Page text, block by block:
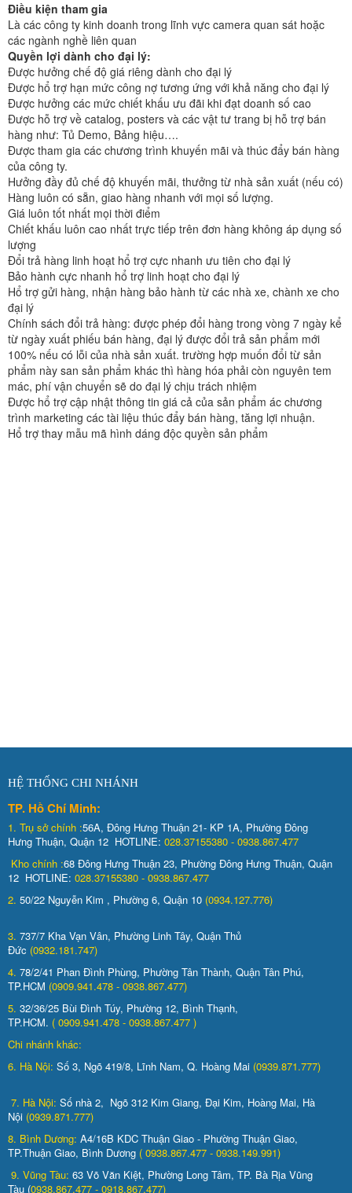
Điều kiện tham gia
Là các công ty kinh doanh trong lĩnh vực camera quan sát hoặc
các ngành nghề liên quan
Quyền lợi dành cho đại lý:
Được hưởng chế độ giá riêng dành cho đại lý
Được hổ trợ hạn mức công nợ tương ứng với khả năng cho đại lý
Được hưởng các mức chiết khấu ưu đãi khi đạt doanh số cao
Được hỗ trợ về catalog, posters và các vật tư trang bị hỗ trợ bán
hàng như: Tủ Demo, Bảng hiệu….
Được tham gia các chương trình khuyến mãi và thúc đẩy bán hàng
của công ty.
Hưởng đầy đủ chế độ khuyến mãi, thưởng từ nhà sản xuất (nếu có)
Hàng luôn có sẵn, giao hàng nhanh với mọi số lượng.
Giá luôn tốt nhất mọi thời điểm
Chiết khấu luôn cao nhất trực tiếp trên đơn hàng không áp dụng số
lượng
Đổi trả hàng linh hoạt hổ trợ cực nhanh ưu tiên cho đại lý
Bảo hành cực nhanh hổ trợ linh hoạt cho đại lý
Hổ trợ gửi hàng, nhận hàng bảo hành từ các nhà xe, chành xe cho
đại lý
Chính sách đổi trả hàng: được phép đổi hàng trong vòng 7 ngày kể
từ ngày xuất phiếu bán hàng, đại lý được đổi trả sản phẩm mới
100% nếu có lỗi của nhà sản xuất. trường hợp muốn đổi từ sản
phẩm này san sản phẩm khác thì hàng hóa phải còn nguyên tem
mác, phí vận chuyển sẽ do đại lý chịu trách nhiệm
Được hổ trợ cập nhật thông tin giá cả của sản phẩm ác chương
trình marketing các tài liệu thúc đẩy bán hàng, tăng lợi nhuận.
Hổ trợ thay mẫu mã hình dáng độc quyền sản phẩm
HỆ THỐNG CHI NHÁNH
TP. Hồ Chí Minh:
1. Trụ sở chính :56A, Đông Hưng Thuận 21- KP 1A, Phường Đông
Hưng Thuận, Quận 12 HOTLINE: 028.37155380 - 0938.867.477
Kho chính :68 Đông Hưng Thuận 23, Phường Đông Hưng Thuận, Quận
12 HOTLINE: 028.37155380 - 0938.867.477
2. 50/22 Nguyễn Kim , Phường 6, Quận 10 (0934.127.776)
3. 737/7 Kha Vạn Vân, Phường Linh Tây, Quận Thủ
Đức (0932.181.747)
4. 78/2/41 Phan Đình Phùng, Phường Tân Thành, Quận Tân Phú,
TP.HCM (0909.941.478 - 0938.867.477)
5. 32/36/25 Bùi Đình Túy, Phường 12, Bình Thạnh,
TP.HCM. ( 0909.941.478 - 0938.867.477 )
Chi nhánh khác:
6. Hà Nội: Số 3, Ngõ 419/8, Lĩnh Nam, Q. Hoàng Mai (0939.871.777)
7. Hà Nội: Số nhà 2, Ngõ 312 Kim Giang, Đại Kim, Hoàng Mai, Hà
Nội (0939.871.777)
8. Bình Dương: A4/16B KDC Thuận Giao - Phường Thuận Giao,
TP.Thuận Giao, Bình Dương ( 0938.867.477 - 0938.149.991)
9. Vũng Tàu: 63 Võ Văn Kiệt, Phường Long Tâm, TP. Bà Rịa Vũng
Tàu (0938.867.477 - 0918.867.477)